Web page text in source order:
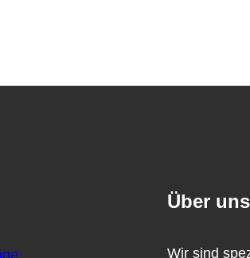
Über uns
Wir sind